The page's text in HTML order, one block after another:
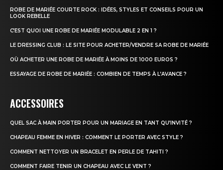
ROBE DE MARIÉE COURTE ROCK : IDÉES, STYLES ET CONSEILS POUR UN
LOOK REBELLE
C’EST QUOI UNE ROBE DE MARIÉE MODULABLE 2 EN 1 ?
LE DRESSING CLUB : LE SITE POUR ACHETER/VENDRE SA ROBE DE MARIÉE
OÙ ACHETER UNE ROBE DE MARIÉE À MOINS DE 1000 EUROS ?
ESSAYAGE DE ROBE DE MARIÉE : COMBIEN DE TEMPS À L’AVANCE ?
ACCESSOIRES
QUEL SAC À MAIN PORTER POUR UN MARIAGE​ EN TANT QU’INVITÉ ?
CHAPEAU FEMME EN HIVER : COMMENT LE PORTER AVEC STYLE ?
COMMENT NETTOYER UN BRACELET EN PERLE DE TAHITI ?
COMMENT FAIRE TENIR UN CHAPEAU AVEC LE VENT ?